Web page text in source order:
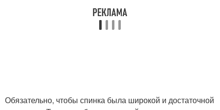
Обязательно, чтобы спинка была широкой и достаточной